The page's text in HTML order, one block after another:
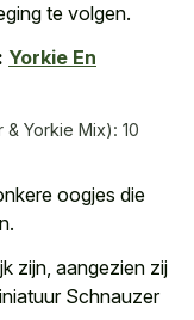
te volgen.
Yorkie En
Yorkie Mix): 10
oogjes die
.
zijn, aangezien zij
Schnauzer